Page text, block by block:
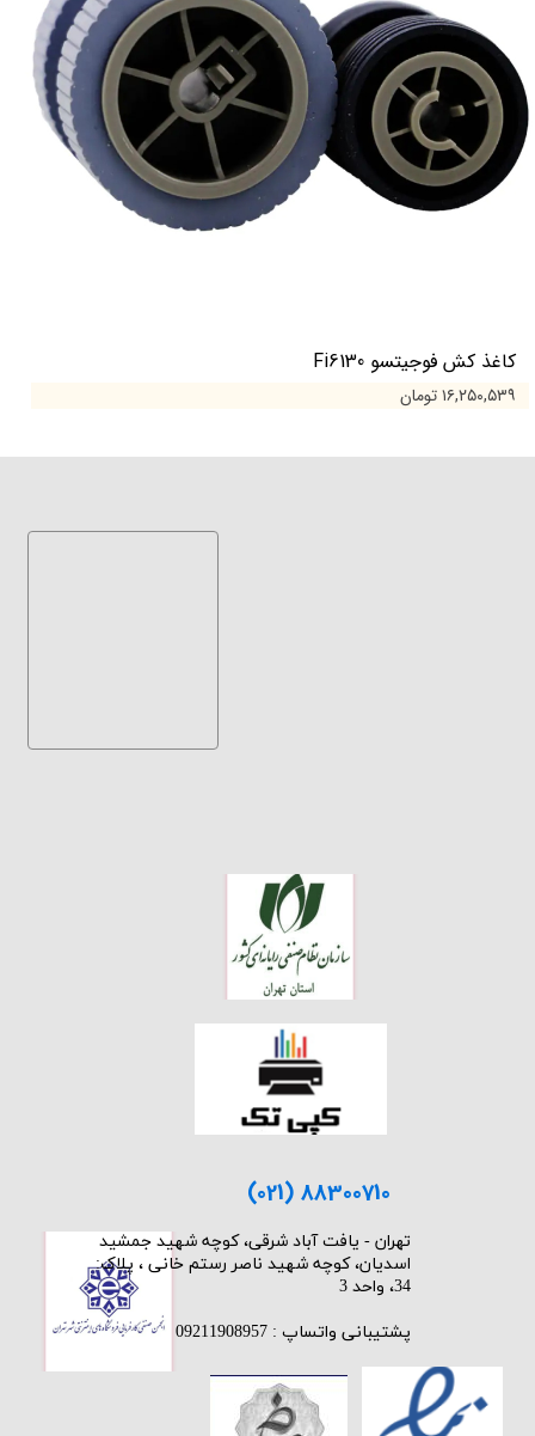
کاغذ کش فوجیتسو Fi6130
۱۶,۲۵۰,۵۳۹ تومان
(021) 88300710
​تهران - یافت آباد شرقی، کوچه شهید جمشید
اسدیان، کوچه شهید ناصر رستم خانی ، پلاک:
34، واحد 3
پشتیبانی واتساپ : 09211908957